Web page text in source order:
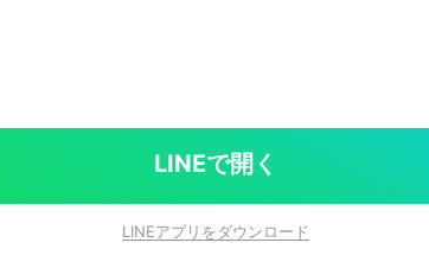
LINEで開く
LINEアプリをダウンロード